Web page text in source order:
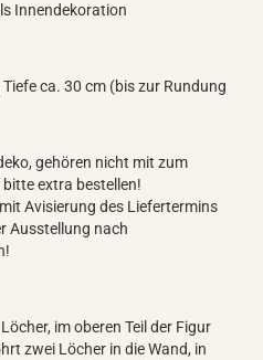
Innendekoration
ca. 30 cm (bis zur Rundung
gehören nicht mit zum
extra bestellen!
Avisierung des Liefertermins
Ausstellung nach
im oberen Teil der Figur
zwei Löcher in die Wand, in